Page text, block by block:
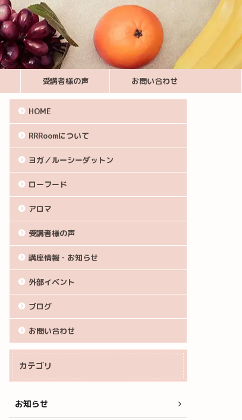
受講者様の声 お問い合わせ
HOME
RRRoomについて
ヨガ／ルーシーダットン
ローフード
アロマ
受講者様の声
講座情報・お知らせ
外部イベント
ブログ
お問い合わせ
カテゴリ
お知らせ